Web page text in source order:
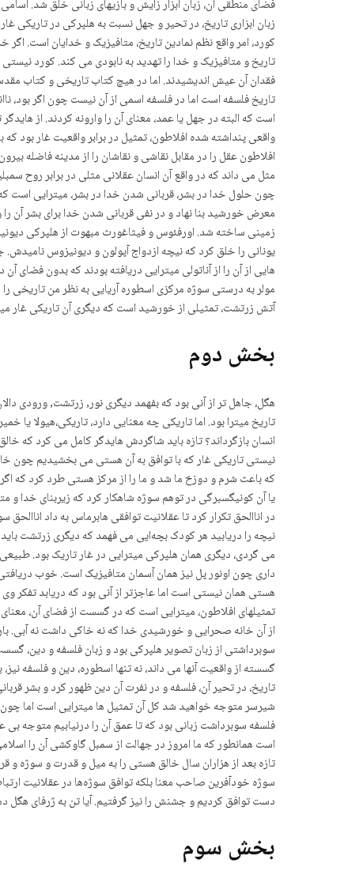
فضای منطقی آن، زبان ابزار زایش و بازیهای زبانی خلق شد.
زبان ابزاری تاریخ، در تحیر و جهل نسبت به هلپرکی در
کورد، امر واقع نظم نمادین تاریخ، متافیزیک و خدایان است.
تاریخ و متافیزیک و خدا را تهدید به نابودی می کند. کورد
فقدان آن عیش اندیشیدند. اما در هیچ کتاب تاریخی و کتاب
تاریخ فلسفه است اما در فلسفه اسمی از آن نیست چون اگر بود،
است که البته در جهل یا عمد، معنای آن را وارونه کردند. از
واقعی پنداشته شده افلاطون، تمثیل در برابر واقعیت غار بود
افلاطون عقل را در مقابل نقاشی و نقاشان را از مدینه فاضله
مثل می داند که در واقع آن انسان عقلانی مثلی در برابر روح
چون حلول خدا در بشر، قربانی شدن خدا در بشر، میترایی است
معرض خورشید بنا نهاد و در نفی قربانی شدن خدا برای بشر آن
زمینی ساخته شد. اورفئوس و فیثاغورث مبهوت از هلپرکی
یونانی را خلق کرد که نیچه ازدواج آپولون و دیونیزوس
هایی از آن را از آناتولی میترایی دریافته بودند که بدون
مولر به درستی سوژه مرکزی اسطوره آریایی به نظر من تاریخی
آتش زرتشت، تمثیلی از خورشید است که دیگری آن تاریکی
بخش دوم
هگل، جاهل تر از آنی بود که بفهمد دیگری نور, زرتشت, ورودی
تاریخ میترا بود. اما تاریکی چه معنایی دارد،
انسان بازگرداند؟ تازه باید شاگردش هایدگر کامل می کرد
نیستی تاریکی غار که با توافق به آن هستی می بخشیدیم چون
که باعث شرم و دوزخ ما شد و ما را از مرکز هستی طرد کرد که
یا آن کونیگسبرگی در توهم سوژه شاهکار کرد که زیربنای خدا و
در اناالحق تکرار کرد تا عقلانیت توافقی هابرماس به داد
نیچه را دریابید هر کودک بچەایی می فهمد که دیگری زرتشت
می گردی، دیگری همان هلپرکی میترایی در غار تاریک بود.
داری چون اونور پل نیز همان آسمان متافیزیک است. خوب
هستی همان نیستی است اما عاجزتر از آنی بود که دریابد
تمثیلهای افلاطون، میترایی است که در گسست از فضای آن،
از آن خانه صحرایی و خورشیدی خدا که نه خاکی داشت نه آبی.
سوبرداشتی از زبان تصویر هلپرکی بود و زبان فلسفە و دین،
گسسته از واقعیت آنها می داند، نه تنها اسطوره، دین و فلسفه
تاریخ، در تحیر آن، فلسفه و در نفرت آن دین ظهور کرد و بشر
شیرسر متوجه خواهید شد کل آن تمثیل ها میترایی است اما چون
فلسفه سوبرداشت زبانی بود که تا عمق آن را درنیابیم متوجه
است همانطور که ما امروز در جهالت از سمبل گاوکشی آن را
تازه بعد از هزاران سال خالق هستی را به میل و قدرت و سوژه
سوژه خودآفرین صاحب معنا بلکه توافق سوژەها در عقلانیت
دست توافق کردیم و جشنش را نیز گرفتیم. آیا تن به ژرفای هگل
بخش سوم